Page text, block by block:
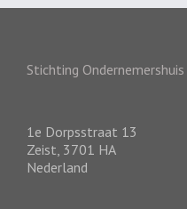
Stichting
1e Dorpsstraat 13
Zeist, 3701 HA
Nederland